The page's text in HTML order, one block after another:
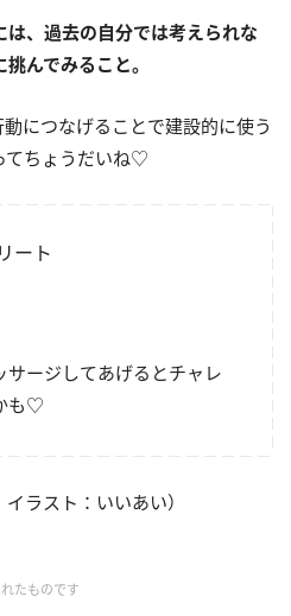
、過去の自分では考えられな
んでみること。
動につなげることで建設的に使う
てちょうだいね♡
ート
ージしてあげるとチャレ
も♡
ラスト：いいあい）
たものです